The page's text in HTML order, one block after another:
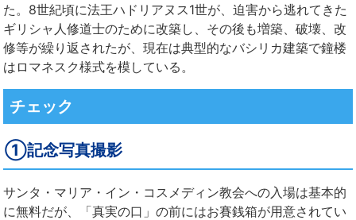
た。8世紀頃に法王ハドリアヌス1世が、迫害から逃れてきた
ギリシャ人修道士のために改築し、その後も増築、破壊、改
修等が繰り返されたが、現在は典型的なバシリカ建築で鐘楼
はロマネスク様式を模している。
チェック
①記念写真撮影
サンタ・マリア・イン・コスメディン教会への入場は基本的
に無料だが、「真実の口」の前にはお賽銭箱が用意されてい